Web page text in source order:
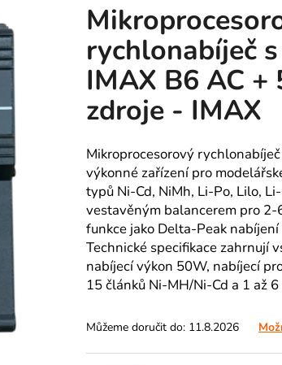
rychlonabíječ
IMAX B6 AC
zdroje - IMAX
Mikroprocesorový
výkonné zařízení pro
typů Ni-Cd, NiMh, Li-Po, Lilo,
vestavěným balancerem pro
funkce jako Delta-Peak
Technické specifikace zahrnují
nabíjecí výkon 50W, nabíjecí
15 článků Ni-MH/Ni-Cd a 1 až
Můžeme doručit do: 11.8.2026